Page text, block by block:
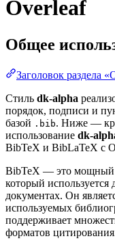
Overleaf
Общее
Заголовок раздела
Стиль dk-alpha
порядок, подписи и
базой .bib. Ниже —
использование dk-
BibTeX и BibLaTeX с
BibTeX — это мощный
который
документах. Он
используемых
поддерживает
форматов